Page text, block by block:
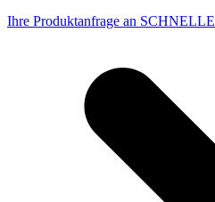
Ihre Produktanfrage an SCHNELLE